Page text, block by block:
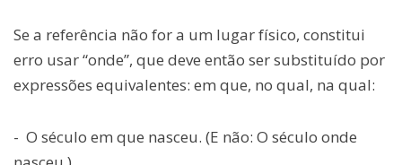
Se a referência não for a um lugar físico, constitui
erro usar “onde”, que deve então ser substituído por
expressões equivalentes: em que, no qual, na qual:
- O século em que nasceu. (E não: O século onde